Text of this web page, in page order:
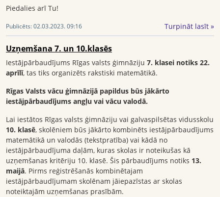
Piedalies arī Tu!
Publicēts:02.03.2023. 09:16 Turpināt lasīt »
Uzņemšana 7. un 10.klasēs
Iestājpārbaudījums Rīgas valsts ģimnāziju 7. klasei notiks 22.
aprīlī, tas tiks organizēts rakstiski matemātikā.
Rīgas Valsts vācu ģimnāzijā papildus būs jākārto
iestājpārbaudījums angļu vai vācu valodā.
Lai iestātos Rīgas valsts ģimnāziju vai galvaspilsētas vidusskolu
10. klasē, skolēniem būs jākārto kombinēts iestājpārbaudījums
matemātikā un valodās (tekstpratība) vai kādā no
iestājpārbaudījuma daļām, kuras skolas ir noteikušas kā
uzņemšanas kritēriju 10. klasē. Šis pārbaudījums notiks 13.
maijā. Pirms reģistrēšanās kombinētajam
iestājpārbaudījumam skolēnam jāiepazīstas ar skolas
noteiktajām uzņemšanas prasībām.